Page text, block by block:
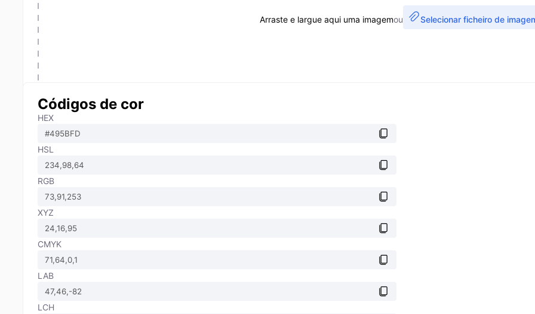
Arraste e largue aqui uma imagemou Selecionar ficheiro de
Códigos de cor
HEX
HSL
RGB
XYZ
CMYK
LAB
LCH